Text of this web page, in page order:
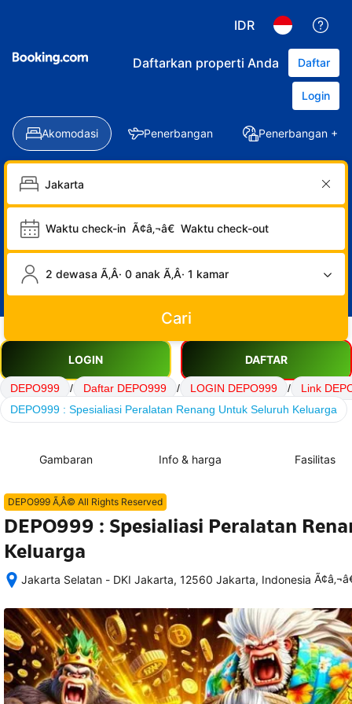
IDR
Daftarkan properti Anda Daftar
Login
Akomodasi Penerbangan Penerbangan +
Waktu check-in Ã¢â‚¬â€ Waktu check-out
2 dewasa Ã‚Â· 0 anak Ã‚Â· 1 kamar
Cari
LOGIN DAFTAR
DEPO999 / Daftar DEPO999 / LOGIN DEPO999 /
Link
DEPO999 : Spesialiasi Peralatan Renang Untuk Seluruh Keluarga
Gambaran Info & harga Fasilitas
DEPO999 Ã‚Â© All Rights Reserved
DEPO999 : Spesialiasi Peralatan
Keluarga
Jakarta Selatan - DKI Jakarta, 12560 Jakarta, Indonesia
memesan,
semua
rincian
akomodasi
termasuk
nomor